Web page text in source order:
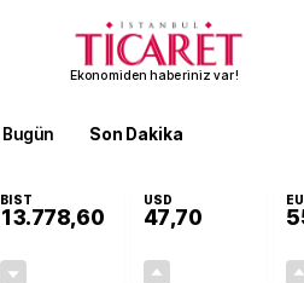
Ekonomiden haberiniz var!
Bugün Son Dakika
BIST
13.778,60
USD
47,70